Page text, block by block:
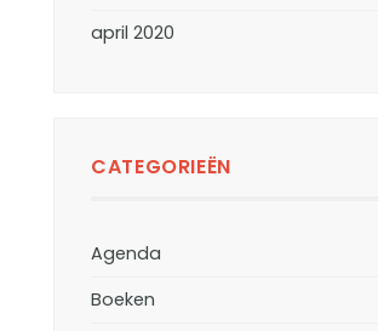
april 2020
CATEGORIEËN
Agenda
Boeken